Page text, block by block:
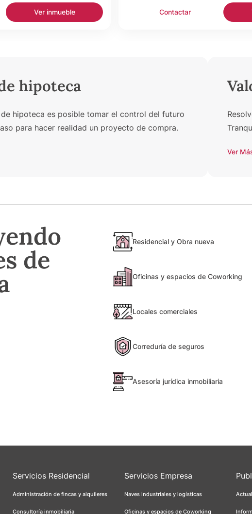
Ver inmueble Contactar
hipoteca
hipoteca es posible tomar el control del futuro
para hacer realidad un proyecto de compra.
Ver
de
Residencial y Obra nueva
Oficinas y espacios de Coworking
Locales comerciales
Correduría de seguros
Asesoría jurídica inmobiliaria
Servicios Residencial
Administración de fincas y alquileres
Consultoría inmobiliaria
Servicios Empresa
Naves industriales y logísticas
Oficinas y espacios de Coworking